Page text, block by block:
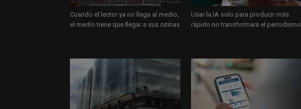
Cuando el lector ya no llega al medio,
el medio tiene que llegar a sus rutinas
Usar la IA solo para producir más
rápido no transformará el periodismo